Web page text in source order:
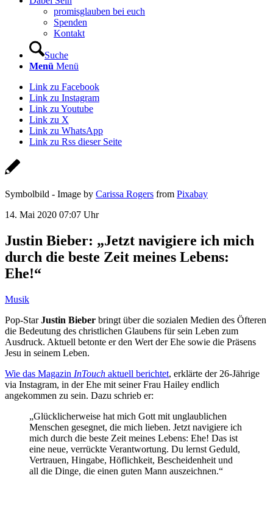
promisglauben bei euch
Spenden
Kontakt
Suche
Menü Menü
Link zu Facebook
Link zu Instagram
Link zu Youtube
Link zu X
Link zu WhatsApp
Link zu Rss dieser Seite
Symbolbild - Image by Carissa Rogers from Pixabay
14. Mai 2020 07:07 Uhr
Justin Bieber: „Jetzt navigiere ich mich
durch die beste Zeit meines Lebens:
Ehe!“
Musik
Pop-StarJustin Bieber bringt über die sozialen Medien des Öfteren
die Bedeutung des christlichen Glaubens für sein Leben zum
Ausdruck. Aktuell betonte er den Wert der Ehe sowie die Präsens
Jesu in seinem Leben.
Wie das Magazin InTouch aktuell berichtet, erklärte der 26-Jährige
via Instagram, in der Ehe mit seiner Frau Hailey endlich
angekommen zu sein. Dazu schrieb er:
„Glücklicherweise hat mich Gott mit unglaublichen
Menschen gesegnet, die mich lieben. Jetzt navigiere ich
mich durch die beste Zeit meines Lebens: Ehe! Das ist
eine neue, verrückte Verantwortung. Du lernst Geduld,
Vertrauen, Hingabe, Höflichkeit, Bescheidenheit und
all die Dinge, die einen guten Mann auszeichnen.“